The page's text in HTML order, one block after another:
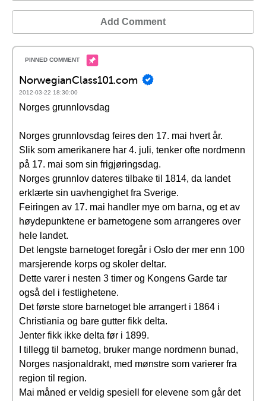
Add Comment
NorwegianClass101.com
2012-03-22 18:30:00
Norges grunnlovsdag
Norges grunnlovsdag feires den 17. mai hvert år.
Slik som amerikanere har 4. juli, tenker ofte nordmenn
på 17. mai som sin frigjøringsdag.
Norges grunnlov dateres tilbake til 1814, da landet
erklærte sin uavhengighet fra Sverige.
Feiringen av 17. mai handler mye om barna, og et av
høydepunktene er barnetogene som arrangeres over
hele landet.
Det lengste barnetoget foregår i Oslo der mer enn 100
marsjerende korps og skoler deltar.
Dette varer i nesten 3 timer og Kongens Garde tar
også del i festlighetene.
Det første store barnetoget ble arrangert i 1864 i
Christiania og bare gutter fikk delta.
Jenter fikk ikke delta før i 1899.
I tillegg til barnetog, bruker mange nordmenn bunad,
Norges nasjonaldrakt, med mønstre som varierer fra
region til region.
Mai måned er veldig spesiell for elevene som går det